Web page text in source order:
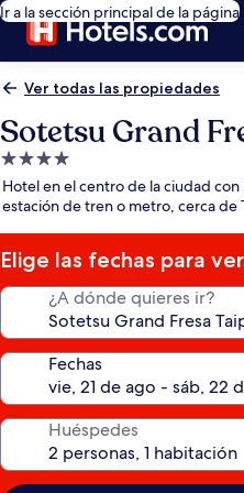
Ir a la sección principal de la página
Ver todas las propiedades
Sotetsu Grand
Propiedad
de
4.0
estrellas
Hotel en el centro de la ciudad
estación de tren o metro, cerca de
Elige las fechas para
¿A dónde quieres ir?
Fechas
Huéspedes